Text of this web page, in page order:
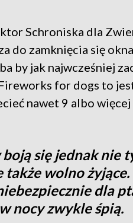
Schroniska dla
do zamknięcia się
by jak najwcześniej
for dogs to
nawet 9 albo więcej
boją się jednak nie
także wolno
dla
nocy zwykle śpią.